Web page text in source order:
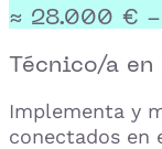
≈ 28.000 €
Técnico/a
Implementa y
conectados en